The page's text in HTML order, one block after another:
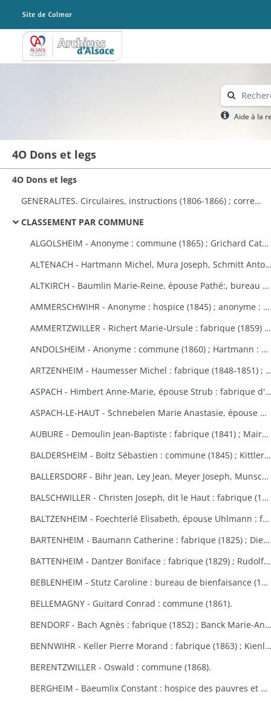
Archives Alsace - Colmar
Aide à la
4O Dons et legs
4O Dons et legs
GENERALITES. Circulaires, instructions (1806-1866) ; correspondance avec le préfet (1823-1870) ; dons à plusieurs communes et établissements publics (1808-1870) ; états des dons et legs faits aux établissements religieux et publics (1823-1870).
CLASSEMENT PAR COMMUNE
ALGOLSHEIM - Anonyme : commune (1865) ; Grichard Catherine : caisse des pauvres protestants d'Algolsheim et de Volgelsheim (1853).
ALTENACH - Hartmann Michel, Mura Joseph, Schmitt Antoine, Reinauer Joseph : fabrique (1821), Koegler Anne, épouse Fleury : fabrique (1817-1818).
ALTKIRCH - Baumlin Marie-Reine, épouse Pathé:, bureau de bienfaisance (1803) ; Baur Reine-Catherine, épouse Schneider : hospice, bureau de bienfaisance, fabrique (1841-1845) ; Bisel : hospice Saint-Morand (1849) ; Caisse d'Epargne (1) : hospice (1850-1855) ; Eberlin Joseph : hospice Saint-Morand (1844) ; Enderlin Antoine, de Durlinsdorf : hospice (1859) ; Erny : fabrique (1865) (voir aussi Thann) ; Friburger Anne-Marie, épouse Remus : hospice (1865) ; Fritsch Morand : hospice Saint-Morand (1857-1859) ; Garrosse François-Marie : bureau de bienfaisance (1802) ; Garozzi Antoine, Henner Thomas Valentin, Kiene Marie-Anne : fabrique (1813) ; Garozzi Rosalie, épouse Durthaller : hospice civil (1850) ; Gilardoni Joseph : hospice (1864) ; Haenner Xavier : fabrique (1843-1844) ; Hartmann Jean, Kiene Marie-Elisabeth : fabrique (1819) ; Hennige, curé, Reininger Elma : hospice (1855-1862) ; Hiltenbrand Marie-Salomé : hospice Saint-Morand (1854) ; Jourdain Xavier : hospice et pauvres (1854-1867) ; Kauffmann Antoine : fabrique (1814-1817) ; Koechlin André : pauvres (1854) ; Koechlin André, de Mulhouse : commune (1860) ; Loetscher : hospice Saint-Morand (1851) ; Mildner Antoine-François : hospice Saint-Morand (1831-1832) ; Mulhaupt Anne-Marie : hospice Saint-Morand (1844) ; Neef François-Joseph : fabrique (1809) ; Platel Louise : hospice et bureau de bienfaisance (1867) ; Reininger Emma-Joséphine : hospice Saint-Morand (1855) ; Reininger Marie-Françoise : bureau de bienfaisance et fabrique (1866-1868) ; Roemer Georges, curé : hospice Saint-Morand (1868-1869) ; Rudler Euphémie : hospice Saint-Morand (1869-1870) ; Sauthier : hospice Saint-Morand (1856-1857) ; Schirlin, curé de Bouxwiller : hospice Saint-Morand (1868) ; Stouff Jean-Pierre : hospice Saint-Morand (1832-1833) ; Zobel Morand : hospice Saint-Morand (1859).
AMMERSCHWIHR - Anonyme : hospice (1845) ; anonyme : hospice (1860) ; anonyme : hospice (1860) ; anonyme : hospice (1868) ; anonyme : hospice (1868) ; Bertrand Catherine, religieuse à Ensisheim : hospice (1833-1835) ; Bessler Anne-Marie, épouse Hartmann : hospice et fabrique (1848-1852) ; Bressler Elisabeth : fabrique (1840) ; Bressler Jean-Jacques, curé de Zimmerbach : hospice (1849) ; Custor François-Joseph, abbé : hospice (1822-1823) ; famille Demangeat, des Trois-Epis : hospice (1866) ; Gasser Barbe et François-Martin : hospice et fabrique (1842-1843) ; héritiers Gerber : hospice (1853-1855) ; Gerber Anne-Marie, épouse Muller : hospice (1870) ; Giroud Françoise, épouse Langlais : hospice et fabrique (1838-1845) ; Gottelman François-Joseph : chapelle des Trois-Epis (1824) ; Hartmann Martin : hospice (1851) ; Hildenfinck Joseph : hospice (1869) ; Kast Jean-Baptiste : fabrique (1865) ; Klein François-Joseph : hospice (1820-1821) ; Klein Marguerite, épouse Schielé : hospice, pauvres et fabrique (1844) ; Hamberger Françoise, épouse Bueb dit Dubois : fabrique (1846) ; Leimbach Sébastien : hospice (1835) ; Meg Sébastien : fabrique et pauvres (1828) ; Saltzmann Anne-Marie, épouse Heinrich : fabrique (1869-1870) ; Schielé Alexandre : hospice et pauvres (1828) ; Schwindenhammer Jacques : hospice (1852) ; Simonin : fabrique et pauvres (1832) ; Simonis Catherine, veuve Simonis, épouse Vejux : fabrique (1850) ; Thomann Marie-Ursule : pauvres et hospice (1838) ; Thomann Martin et Anne-Marie, son épouse : hospice (1858) ; Ulrich Catherine, épouse Kast le Vieux : hospice (1848-1852).
AMMERTZWILLER - Richert Marie-Ursule : fabrique (1859) ; Wolff Elisabeth, épouse Hinderer : pauvres d'Ammertzwiller et de Spechbach-le-Bas et fabrique d'Ammertzwiller (1854).
ANDOLSHEIM - Anonyme : commune (1860) ; Hartmann : bureau de bienfaisance (1858) ; Neubuck (de) Marie-Ursule, épouse de Mouge : fabrique (1851) ; Schuller Mathias, dit le Vieux ou le Settier : consistoire protestant (1814).
ARTZENHEIM - Haumesser Michel : fabrique (1848-1851) ; Mangold Louis Benjamin; fabrique (1857-1858).
ASPACH - Himbert Anne-Marie, épouse Strub : fabrique d'Aspach et de Heidwiller (1849).
ASPACH-LE-HAUT - Schnebelen Marie Anastasie, épouse Durwell, de Thann : enfants indigents (1867-1868).
AUBURE - Demoulin Jean-Baptiste : fabrique (1841) ; Maire Marie-Elisabeth : fabrique (1864-1865) ; Raffner Catherine : fabrique (1860) ; Stortz André : fabrique (1852-1853) ; Thiriet Jean Antoine : fabrique (1846-1847).
BALDERSHEIM - Boltz Sébastien : commune (1845) ; Kittler Marie-Anne et Françoise : fabrique (1825-1843).
BALLERSDORF - Bihr Jean, Ley Jean, Meyer Joseph, Munsch Jean : commune (1826) ; Fridolin Fortuné, Krafft Louis : fabrique (1826) ; Schwartz François-Joseph, Weist Agathe, épouse Schwartz : commune (1830) ; Walter Sébastien : fabrique (1841) ; Zinck Georges-Bernard : fabrique (1824).
BALSCHWILLER - Christen Joseph, dit le Haut : fabrique (1853).
BALTZENHEIM - Foechterlé Elisabeth, épouse Uhlmann : fabrique (1851) ; Klinger Jean : fabrique (1851).
BARTENHEIM - Baumann Catherine : fabrique (1825) ; Dietschi Anne-Marie, épouse Kirchherr : fabrique (1840) ; Epinay (d') Nicolas : commune (1824-1829) ; Erblang Joseph et Loll Ursule, épouse Erblang : fabrique (1840) ; Hassler Catherine : fabrique (1833) ; Hertzog Grégoire et Catherine : fabrique (1838) ; Kaiflin Anne-Marie, épouse Arnolt : fabrique (1825-1829) ; Kielwasser Marie-Anne : fabrique (1832) ; Koenig Antoine, Kaifflin Jacques : fabrique (1838) ; Koenig Ursule : fabrique (1829) ; Koenig Jean-Georges : fabrique (1832) ; Landauer Anne et Madeleine : fabrique (1833) ; Marquart Michel et Tschill Catherine, épouse Marquart : fabrique (1821) ; Schibeny Louis, Jacques et Jean : fabrique (1821) ; Schultz Jeanne, épouse Kanengieser : fabrique (1840) ; Studer Marie Ursule, épouse Wild : fabrique (1832) ; Walch Anne-Marie, épouse Lang : fabrique (1829).
BATTENHEIM - Dantzer Boniface : fabrique (1829) ; Rudolf : commune (1845).
BEBLENHEIM - Stutz Caroline : bureau de bienfaisance (1865-1866).
BELLEMAGNY - Guitard Conrad : commune (1861).
BENDORF - Bach Agnès : fabrique (1852) ; Banck Marie-Anne : commune (1860).
BENNWIHR - Keller Pierre Morand : fabrique (1863) ; Kienlen François Joseph : fabrique (1864) ; Simon Jean André : fabrique (1864).
BERENTZWILLER - Oswald : commune (1868).
BERGHEIM - Baeumlix Constant : hospice des pauvres et bureau de bienfaisance (1868) ; Blumberger Catherine, épouse Spiehlmann : hospice (1854) ; Bisch Catherine, Burruth Ursule : fabrique (1826) ; Dreyfus Salomon : pauvres israélites (1867) ; Einholtz Clément et Antoine : hospice (1833) ; Fleury Marie-Anne, épouse Schmitt : fabrique (1847) ; Frantz Louis : fabrique (1830) ; Fuchs Marie-Louise : fabrique (1809-1813) ; Gerber Georges : bureau de bienfaisance et fabrique (1869-1870) ; Graber Hélène : fabrique et bureau de bienfaisance (1831) ; Graber Jacobé, épouse Maderer : fabrique (1830) ; Herb Joseph : fabrique et hospice (1813-1826) ; Kauffeisen : pauvres (1828) ; Leiehel Martin : bureau de bienfaisance (1869) ; Rumpler Clément : hospice (1841) ; Schmitt Joseph : hospice (1852) ; Schuler Catherine : fabrique (1868) ; Spihlmann Barbe : fabrique (1859) ; Thomas Madeleine : fabrique et pauvres (1841) ; Troestler Joseph : fabrique (1865) ; Umbdenstock Maximin : fabrique (1850) ; Untz Madeleine : fabrique (1869) ; Windoltz Thérèse : fabrique (1847) : Zimmermann Anne-Marie : hospice (1833).